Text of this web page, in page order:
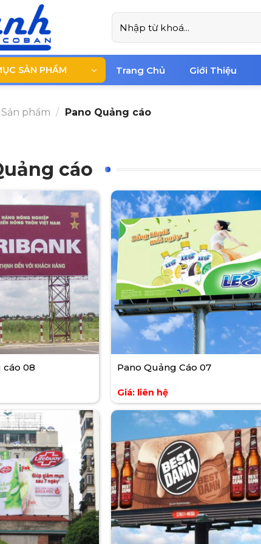
Tìm
kiếm:
SẢN PHẨM Trang Chủ Giới Thiệu
Sản phẩm / Pano Quảng cáo
cáo
cáo 08 Pano Quảng Cáo 07
Giá: liên hệ